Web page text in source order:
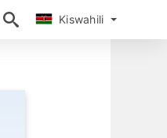
Kiswahili
Kiswahili